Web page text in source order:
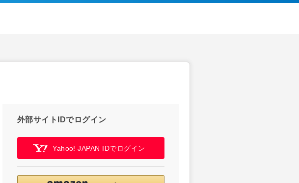
外部サイトIDでログイン
Yahoo! JAPAN IDでログイン